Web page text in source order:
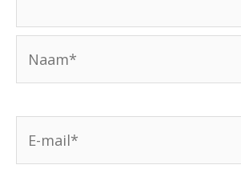
mail*